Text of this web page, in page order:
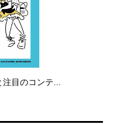
目のコンテ...